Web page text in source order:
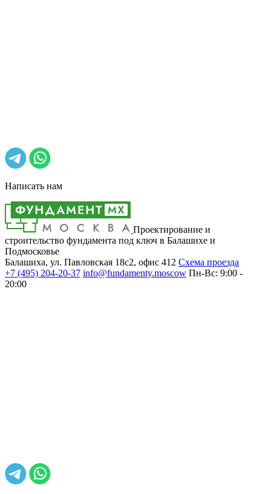
Написать нам
Проектирование и
строительство фундамента под ключ в Балашихе и
Подмосковье
Балашиха, ул. Павловская 18с2, офис 412 Cхема проезда
+7 (495) 204-20-37 info@fundamenty.moscow Пн-Вс: 9:00 -
20:00